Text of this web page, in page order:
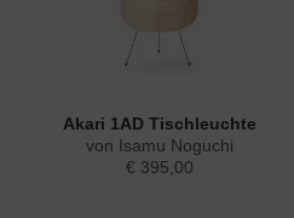
Akari 1AD Tischleuchte
von Isamu Noguchi
€ 395,00